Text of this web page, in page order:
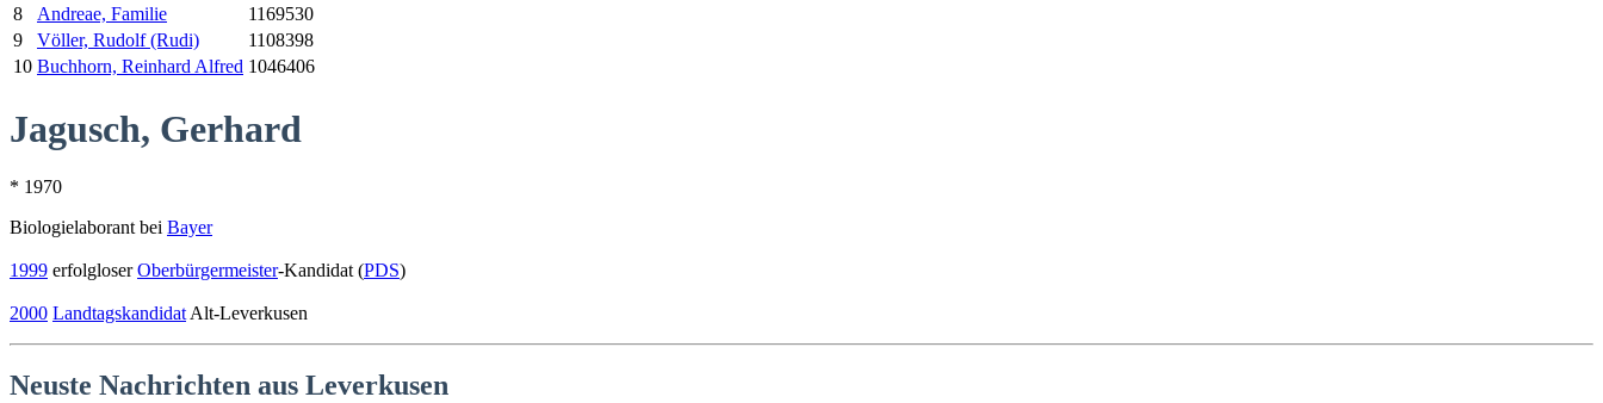
8
Andreae, Familie
1169530
9
Völler, Rudolf (Rudi)
1108398
10 Buchhorn, Reinhard Alfred 1046406
Jagusch, Gerhard
* 1970
Biologielaborant bei Bayer
1999 erfolgloserOberbürgermeister-Kandidat (PDS)
2000 Landtagskandidat Alt-Leverkusen
Neuste Nachrichten aus Leverkusen